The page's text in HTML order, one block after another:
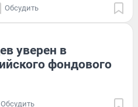
Обсудить
уверен в
фондового
Обсудить